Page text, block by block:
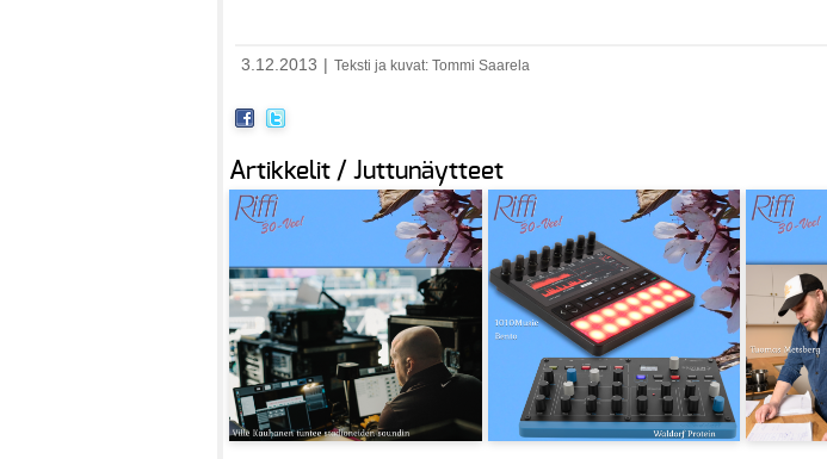
3.12.2013 Teksti ja kuvat: Tommi Saarela
Artikkelit / Juttunäytteet